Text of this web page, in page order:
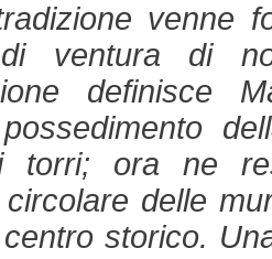
venne
ventura di
definisce
possedimento
torri; ora ne
circolare delle
storico.